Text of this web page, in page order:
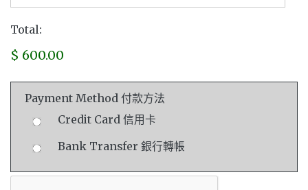
Total:
$ 600.00
Payment Method 付款方法
Credit Card 信用卡
Bank Transfer 銀行轉帳